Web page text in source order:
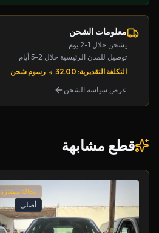
معلومات الشحن
يشحن خلال 1-2 يوم
توصيل للمدن الرئيسية خلال 2-5 أيام
التكلفة التقديرية: 32.00
رسوم شحن
عرض سياسة الشحن
قطع مشابهة
بحالة ممتازة
أصلي